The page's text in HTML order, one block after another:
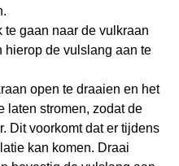
gaan naar de vulkraan
hierop de vulslang aan te
open te draaien en het
laten stromen, zodat de
Dit voorkomt dat er tijdens
kan komen. Draai